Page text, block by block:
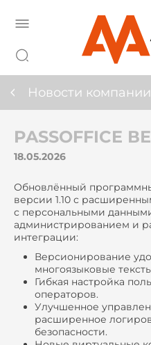
Новости компании
PASSOFFICE
18.05.2026
Обновлённый
версии 1.10 с
с персональными
администрированием и
интеграции:
Версионирование
многоязыковые
Гибкая настройка
операторов.
Улучшенное
расширенное
безопасности.